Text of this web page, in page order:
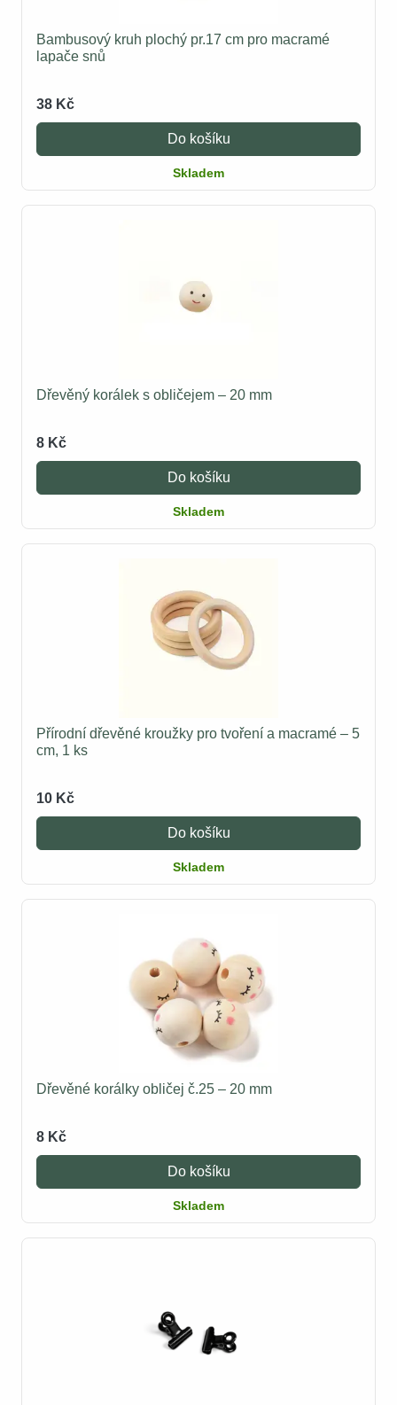
Bambusový kruh plochý pr.17 cm pro macramé
lapače snů
38 Kč
Do košíku
Skladem
Dřevěný korálek s obličejem – 20 mm
8 Kč
Do košíku
Skladem
Přírodní dřevěné kroužky pro tvoření a macramé – 5
cm, 1 ks
10 Kč
Do košíku
Skladem
Dřevěné korálky obličej č.25 – 20 mm
8 Kč
Do košíku
Skladem